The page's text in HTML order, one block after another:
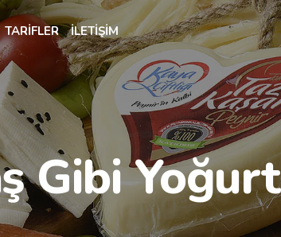
TARİFLER İLETİŞİM
Gibi Yoğurt